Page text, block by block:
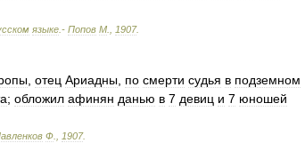
языке .- Попов М 1907.
отец Ариадны по смерти судья в подземном
; обложил афинян данью в 7 девиц и 7 юношей
Ф 1907.